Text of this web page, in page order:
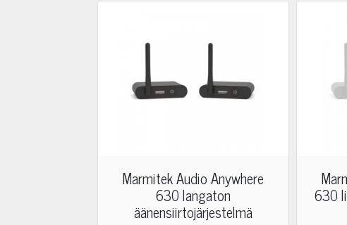
Marmitek Audio Anywhere
630 langaton
äänensiirtojärjestelmä
630